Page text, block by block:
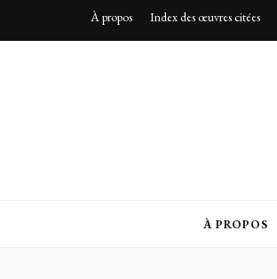
À propos Index des œuvres citées
À PROPOS